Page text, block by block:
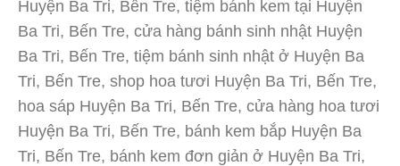
Huyện Ba Tri, Bến Tre, tiệm bánh kem tại Huyện
Ba Tri, Bến Tre, cửa hàng bánh sinh nhật Huyện
Ba Tri, Bến Tre, tiệm bánh sinh nhật ở Huyện Ba
Tri, Bến Tre, shop hoa tươi Huyện Ba Tri, Bến Tre,
hoa sáp Huyện Ba Tri, Bến Tre, cửa hàng hoa tươi
Huyện Ba Tri, Bến Tre, bánh kem bắp Huyện Ba
Tri, Bến Tre, bánh kem đơn giản ở Huyện Ba Tri,